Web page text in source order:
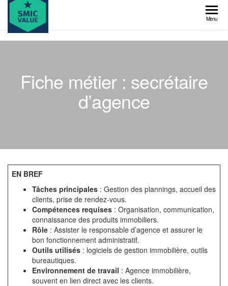
Skip
the
content
value
Menu
Fiche métier : secrétaire
d’agence
EN BREF
Tâches principales : Gestion des plannings, accueil des
clients, prise de rendez-vous.
Compétences requises : Organisation, communication,
connaissance des produits immobiliers.
Rôle : Assister le responsable d’agence et assurer le
bon fonctionnement administratif.
Outils utilisés : logiciels de gestion immobilière, outils
bureautiques.
Environnement de travail : Agence immobilière,
souvent en lien direct avec les clients.